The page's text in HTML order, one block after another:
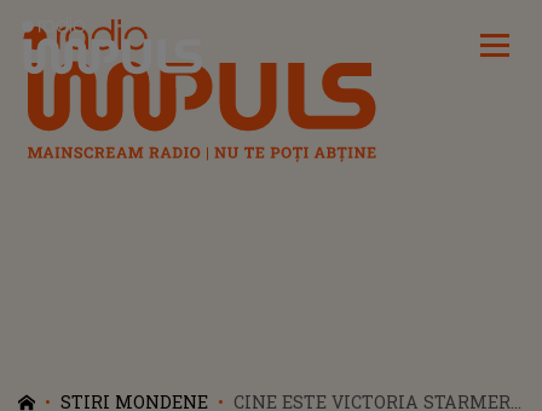
Radio Impuls
STIRI MONDENE
CINE ESTE VICTORIA STARMER,